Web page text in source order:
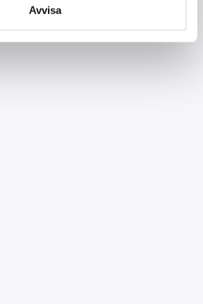
tillbaka ditt samtycke när som
att innehållet och annonserna
som vi tror att du tycker om. Det
Du bestämmer själv vilka cookies
dig av.
Avvisa